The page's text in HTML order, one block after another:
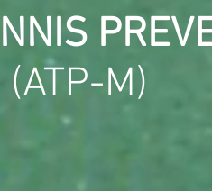
(ATP-M)